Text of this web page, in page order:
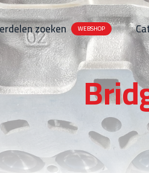
zoeken WEBSHOP